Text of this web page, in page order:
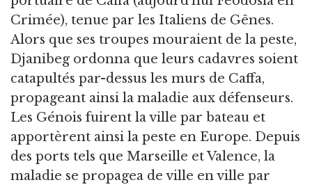
Crimée), tenue par les Italiens de Gênes.
Alors que ses troupes mouraient de la peste,
Djanibeg ordonna que leurs cadavres soient
catapultés par-dessus les murs de Caffa,
propageant ainsi la maladie aux défenseurs.
Les Génois fuirent la ville par bateau et
apportèrent ainsi la peste en Europe. Depuis
des ports tels que Marseille et Valence, la
maladie se propagea de ville en ville par